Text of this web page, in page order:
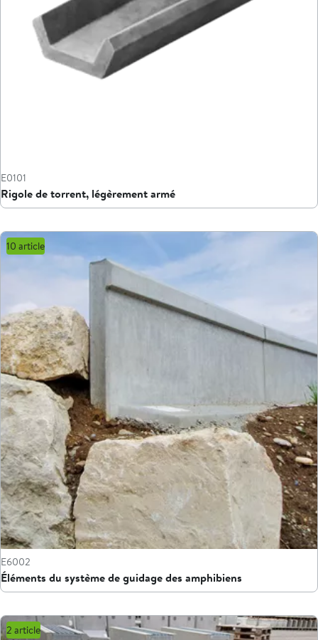
E0101
Rigole de torrent, légèrement armé
10 article
E6002
Éléments du système de guidage des amphibiens
2 article